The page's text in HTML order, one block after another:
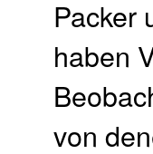
Packer
haben
von